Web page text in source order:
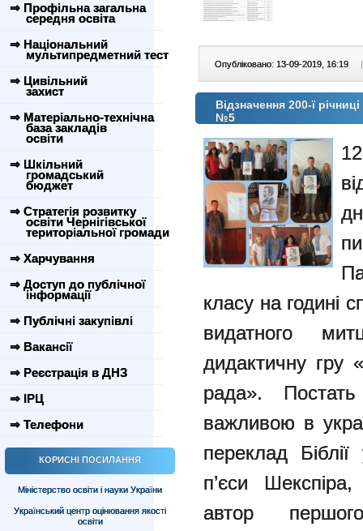
⇒ Профільна загальна
середня освіта
⇒ Національний
мультипредметний тест
⇒ Цивільний
захист
⇒ Матеріально-технічна
база закладів
освіти
⇒ Шкільний
громадський
бюджет
⇒ Стратегія розвитку
освіти Чернігівської
територіальної громади
⇒ Харчування
⇒ Доступ до публічної
інформації
⇒ Публічні закупівлі
⇒ Вакансії
⇒ Реєстрація в ДНЗ
⇒ ІРЦ
⇒ Телефони
КОРИСНІ ПОСИЛАННЯ
Міністерство освіти і науки України
Український центр оцінювання якості
освіти
Опубліковано: 13-09-2019, 16:19 |
Відзначення 200-ї
№5
класу на годині
видатного
дидактичну гру
рада».
важливою в
переклад
п’єси
автор